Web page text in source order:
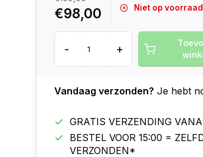
€98,00 Niet op voorraad
- +
Vandaag verzonden? Je hebt
GRATIS VERZENDING
BESTEL VOOR 15:00 =
VERZONDEN*